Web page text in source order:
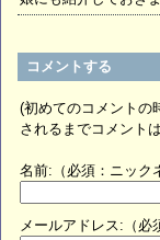
コメントする
(初めてのコメントの
されるまでコメント
名前:（必須：ニック
メールアドレス:（必